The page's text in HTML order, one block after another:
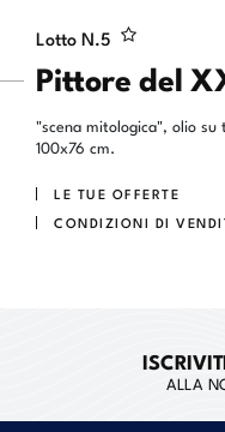
Lotto N.5
Pittore del
"scena mitologica", olio
100x76 cm.
LE TUE OFFERTE
CONDIZIONI DI
ALLA